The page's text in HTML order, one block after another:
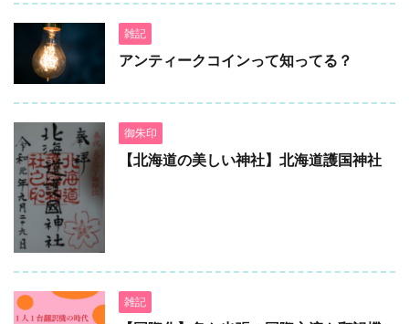
雑記
アンティークコインって知ってる？
御朱印
【北海道の美しい神社】北海道護国神社
雑記